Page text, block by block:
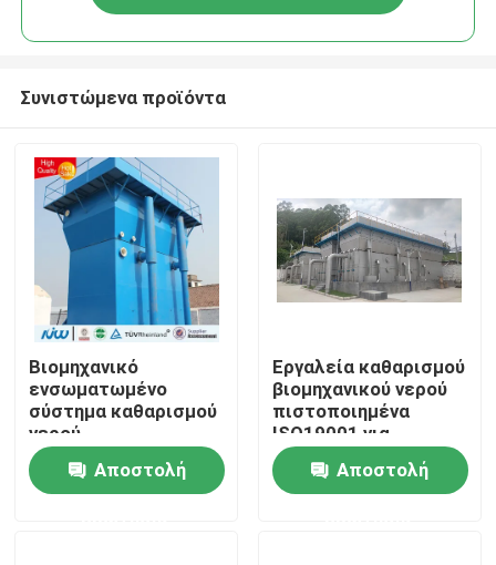
Σπίτι
Προϊόντα
Συνιστώμενα προϊόντα
Βιομηχανικό
ενσωματωμένο
σύστημα καθαρισμού
νερού
ιζηματογένεσης
πήξης καισίου SS
Αποστολή
Εργαλεία καθαρισμού
βιομηχανικού νερού
πιστοποιημένα
ISO19001 για
μεγάλες
επιχειρήσεις και
αποθέματα με
Αποστολή